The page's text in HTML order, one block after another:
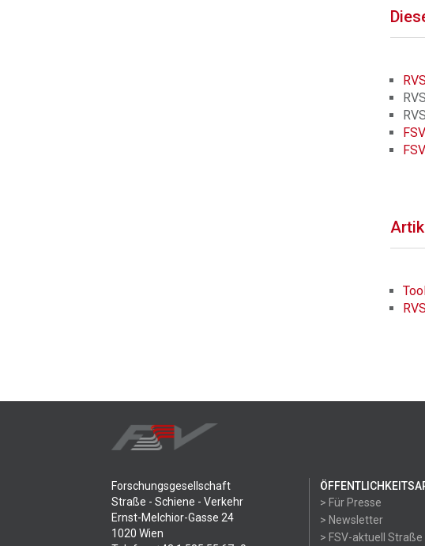
Forschungsgesellschaft
Straße - Schiene - Verkehr
Ernst-Melchior-Gasse 24
1020 Wien
> Für Presse
> Newsletter
> FSV-aktuell Straße